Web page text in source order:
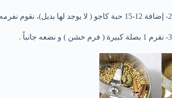
2- إضافة 12-15 حبة كاجو ( لا يوجد لها بديل)، نقوم نفرمه و نضعه جانباً
3- نفرم 1 بصلة كبيرة ( فرم خشن ) و نضعه جانباً .